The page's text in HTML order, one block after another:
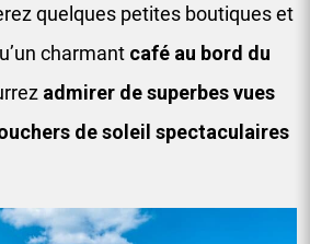
quelques petites boutiques et
charmant café au bord du
admirer de superbes vues
de soleil spectaculaires